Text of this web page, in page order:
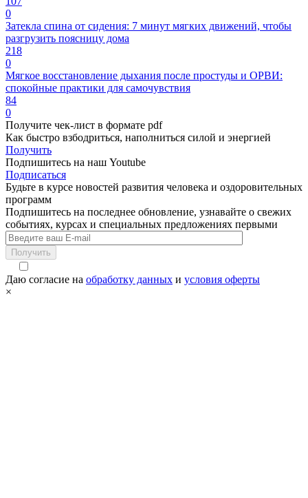
0
Затекла спина от сидения: 7 минут мягких движений, чтобы
разгрузить поясницу дома
218
0
Мягкое восстановление дыхания после простуды и ОРВИ:
спокойные практики для самочувствия
84
0
Получите чек-лист в формате pdf
Как быстро взбодриться, наполниться силой и энергией
Получить
Подпишитесь на наш Youtube
Подписаться
Будьте в курсе новостей развития человека и оздоровительных
программ
Подпишитесь на последнее обновление, узнавайте о свежих
событиях, курсах и специальных предложениях первыми
Получить
Даю согласие на обработку данных и условия оферты
×